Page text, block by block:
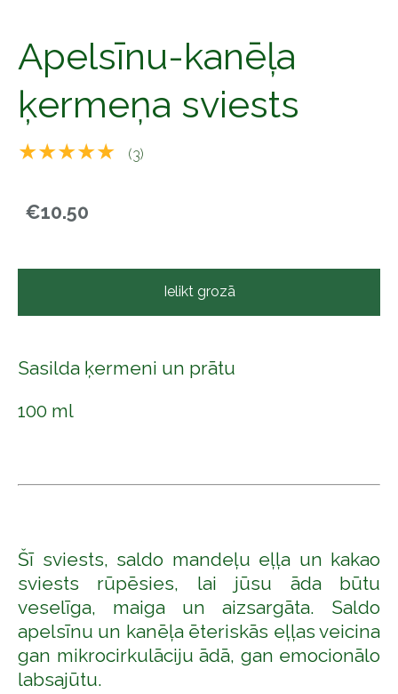
Apelsīnu-kanēļa
ķermeņa sviests
★★★★★ (3)
€10.50
Ielikt grozā
Sasilda ķermeni un prātu
100 ml
Šī sviests, saldo mandeļu eļļa un kakao
sviests rūpēsies, lai jūsu āda būtu
veselīga, maiga un aizsargāta. Saldo
apelsīnu un kanēļa ēteriskās eļļas veicina
gan mikrocirkulāciju ādā, gan emocionālo
labsajūtu.